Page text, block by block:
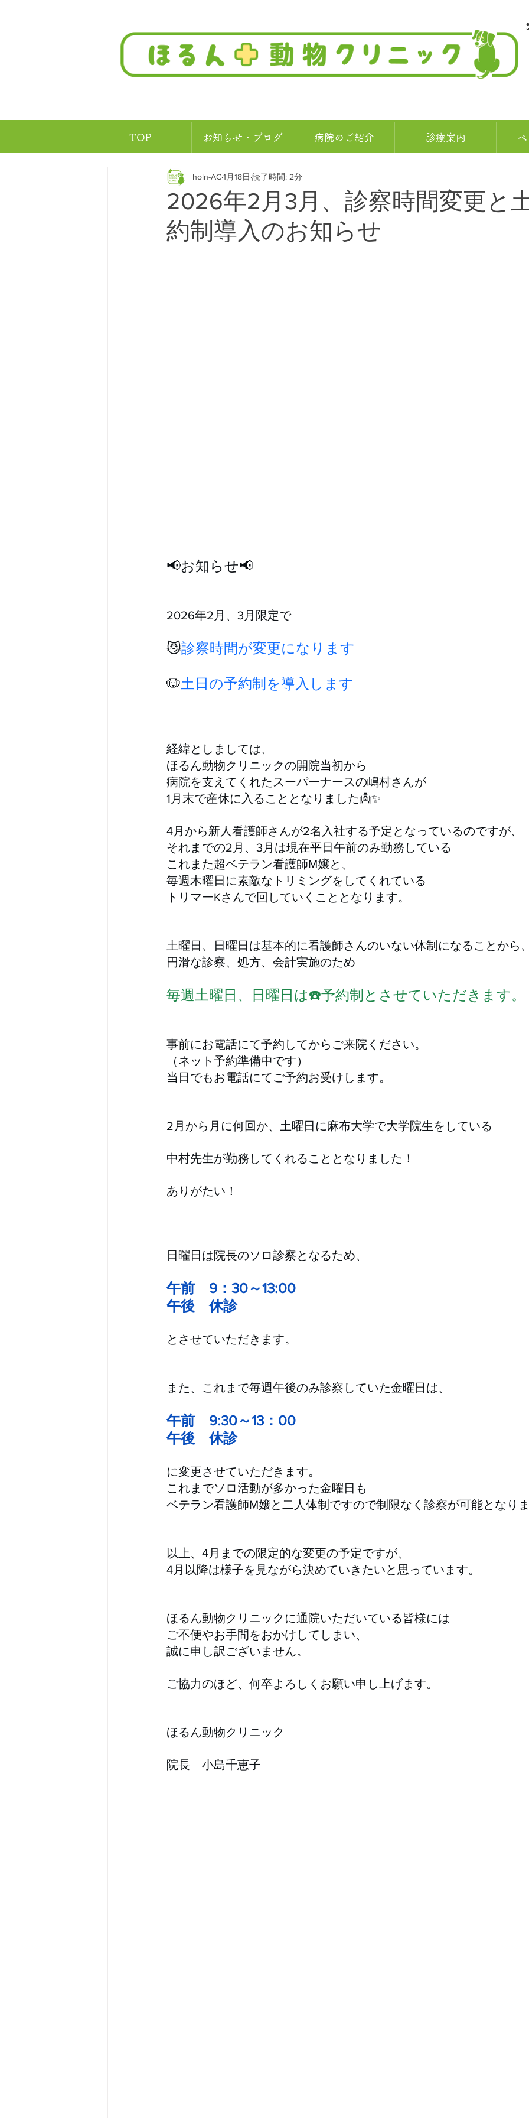
TOP お知らせ・ブログ 病院のご紹介 診療案内
2026年2月3月、診察時間変更と
約制導入のお知らせ
holn-AC1月18日 読了時間: 2分
📢お知らせ📢
2026年2月、3月限定で
😼診察時間が変更になります
🐶土日の予約制を導入します
経緯としましては、
ほるん動物クリニックの開院当初から
病院を支えてくれたスーパーナースの嶋村さんが
1月末で産休に入ることとなりました👼✨
4月から新人看護師さんが2名入社する予定となっているのですが、
それまでの2月、3月は現在平日午前のみ勤務している
これまた超ベテラン看護師M嬢と、
毎週木曜日に素敵なトリミングをしてくれている
トリマーKさんで回していくこととなります。
土曜日、日曜日は基本的に看護師さんのいない体制になることから
円滑な診察、処方、会計実施のため
毎週土曜日、日曜日は☎️予約制とさせていただきます。
事前にお電話にて予約してからご来院ください。
（ネット予約準備中です）
当日でもお電話にてご予約お受けします。
2月から月に何回か、土曜日に麻布大学で大学院生をしている
中村先生が勤務してくれることとなりました！
ありがたい！
日曜日は院長のソロ診察となるため、
午前　9：30～13:00
午後　休診
とさせていただきます。
また、これまで毎週午後のみ診察していた金曜日は、
午前　9:30～13：00
午後　休診
に変更させていただきます。
これまでソロ活動が多かった金曜日も
ベテラン看護師M嬢と二人体制ですので制限なく診察が可能となり
以上、4月までの限定的な変更の予定ですが、
4月以降は様子を見ながら決めていきたいと思っています。
ほるん動物クリニックに通院いただいている皆様には
ご不便やお手間をおかけしてしまい、
誠に申し訳ございません。
ご協力のほど、何卒よろしくお願い申し上げます。
ほるん動物クリニック
院長　小島千恵子